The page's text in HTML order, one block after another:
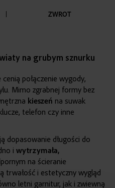
ZWROT
na grubym sznurku
połączenie wygody,
Mimo zgrabnej formy bez
kieszeń na suwak
telefon czy inne
dopasowanie długości do
i wytrzymała,
na ścieranie
trwałość i estetyczny wygląd
letni garnitur, jak i zwiewną